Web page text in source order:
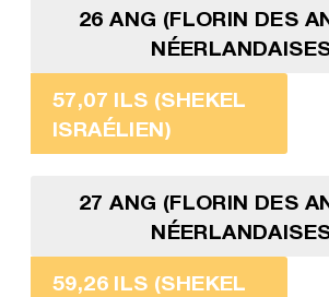
26 ANG (FLORIN DES
57,07 ILS (SHEKEL
ISRAÉLIEN)
27 ANG (FLORIN DES
59,26 ILS (SHEKEL